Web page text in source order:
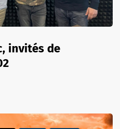
invités de